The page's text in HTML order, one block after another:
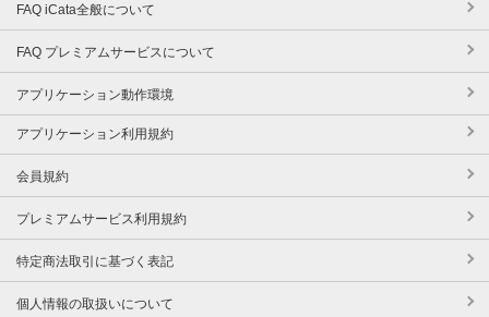
FAQ iCata全般について
FAQ プレミアムサービスについて
アプリケーション動作環境
アプリケーション利用規約
会員規約
プレミアムサービス利用規約
特定商法取引に基づく表記
個人情報の取扱いについて